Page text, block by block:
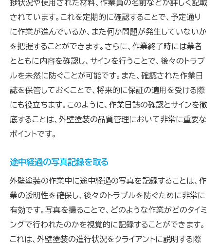
捗状況や使用された材料、作業員の名前などが詳しく記載
されています。これを定期的に確認することで、予定通り
に作業が進んでいるか、また何か問題が発生していないか
を把握することができます。さらに、作業終了時には業者
とともに内容を確認し、サインを行うことで、後々のトラブ
ルを未然に防ぐことが可能です。また、確認された作業日
誌を保管しておくことで、将来的に保証の適用を受ける際
にも役立ちます。このように、作業日誌の確認とサインを徹
底することは、外壁塗装の品質管理において非常に重要な
ポイントです。
途中経過の写真記録を取る
外壁塗装の作業中に途中経過の写真を記録することは、作
業の透明性を確保し、後々のトラブルを防ぐために非常に
有効です。写真を撮ることで、どのような作業がどのタイミ
ングで行われたのかを視覚的に記録することができます。
これは、外壁塗装の進行状況をクライアントに説明する際